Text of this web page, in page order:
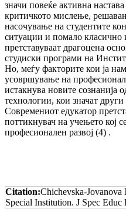
значи повеќе актив­на
критичкото мислење,
насочување на студентите
ситуации и помало
претставуваат драгоцена
студиски програми на
Но, меѓу факторите кои ја
усовршување на
истакнува но­вите сознанија
технологии, кои значат
Современиот едукатор
поттик­нувач на учењето кој
професионален развој (4) .
Citation:Chichevska-
Special Institution. J Spec